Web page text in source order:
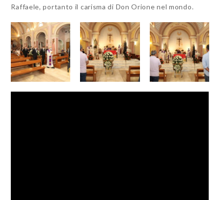
Raffaele, portanto il carisma di Don Orione nel mondo.